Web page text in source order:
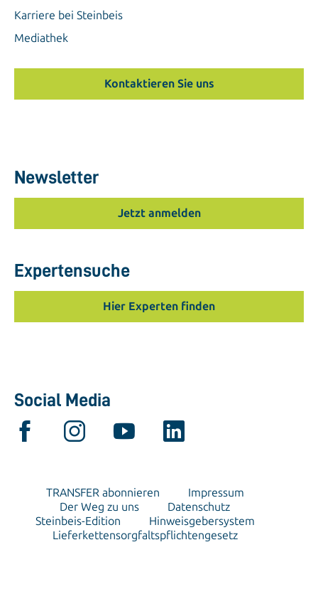
Karriere bei Steinbeis
Mediathek
Kontaktieren Sie uns
Newsletter
Jetzt anmelden
Expertensuche
Hier Experten finden
Social Media
TRANSFER abonnieren
Impressum
Der Weg zu uns
Datenschutz
Steinbeis-Edition
Hinweisgebersystem
Lieferkettensorgfaltspflichtengesetz